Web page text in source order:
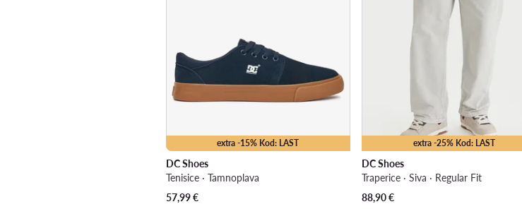
extra -15% Kod: LAST
DC Shoes
Tenisice · Tamnoplava
57,99€
extra -25% Kod: LAST
DC Shoes
Traperice · Siva · Regular Fit
88,90€